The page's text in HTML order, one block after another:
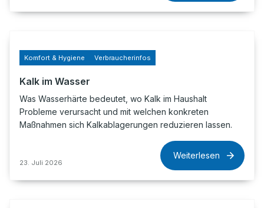
Komfort & Hygiene Verbraucherinfos
Kalk im Wasser
Was Wasserhärte bedeutet, wo Kalk im Haushalt
Probleme verursacht und mit welchen konkreten
Maßnahmen sich Kalkablagerungen reduzieren lassen.
23. Juli 2026
Weiterlesen